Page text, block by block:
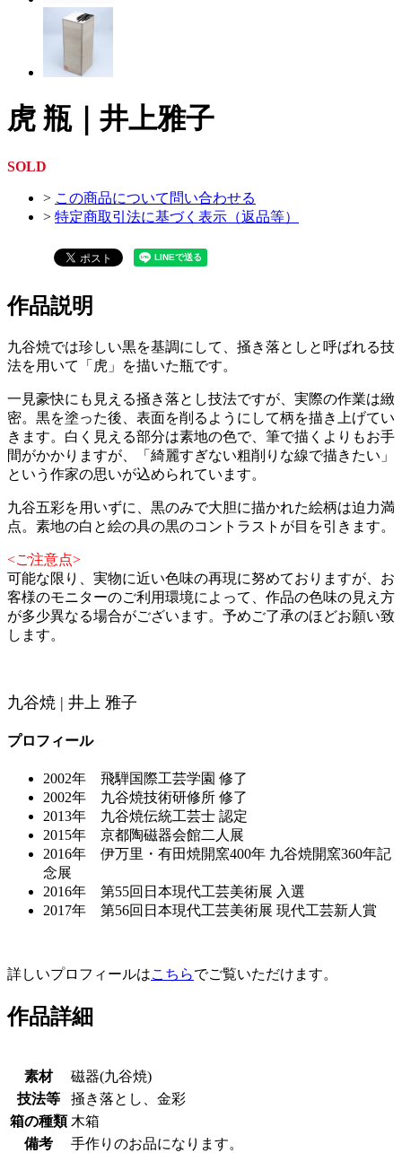
虎 瓶｜井上雅子
SOLD
> この商品について問い合わせる
> 特定商取引法に基づく表示（返品等）
作品説明
九谷焼では珍しい黒を基調にして、掻き落としと呼ばれる技
法を用いて「虎」を描いた瓶です。
一見豪快にも見える掻き落とし技法ですが、実際の作業は緻
密。黒を塗った後、表面を削るようにして柄を描き上げてい
きます。白く見える部分は素地の色で、筆で描くよりもお手
間がかかりますが、「綺麗すぎない粗削りな線で描きたい」
という作家の思いが込められています。
九谷五彩を用いずに、黒のみで大胆に描かれた絵柄は迫力満
点。素地の白と絵の具の黒のコントラストが目を引きます。
<ご注意点>
可能な限り、実物に近い色味の再現に努めておりますが、お
客様のモニターのご利用環境によって、作品の色味の見え方
が多少異なる場合がございます。予めご了承のほどお願い致
します。
九谷焼 | 井上 雅子
プロフィール
2002年 飛騨国際工芸学園 修了
2002年 九谷焼技術研修所 修了
2013年 九谷焼伝統工芸士 認定
2015年 京都陶磁器会館二人展
2016年 伊万里・有田焼開窯400年 九谷焼開窯360年記
念展
2016年 第55回日本現代工芸美術展 入選
2017年 第56回日本現代工芸美術展 現代工芸新人賞
詳しいプロフィールはこちらでご覧いただけます。
作品詳細
素材
磁器(九谷焼)
技法等
掻き落とし、金彩
箱の種類 木箱
備考
手作りのお品になります。